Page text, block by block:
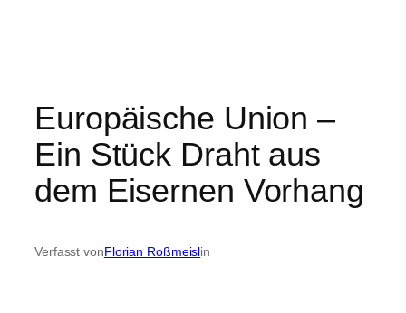
Europäische Union –
Ein Stück Draht aus
dem Eisernen Vorhang
Verfasst vonFlorian Roßmeislin